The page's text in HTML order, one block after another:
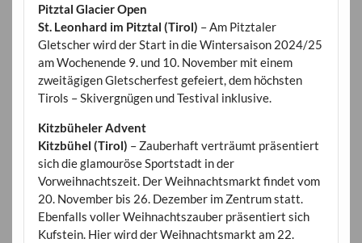
Pitztal Glacier Open
St. Leonhard im Pitztal (Tirol) – Am Pitztaler
Gletscher wird der Start in die Wintersaison 2024/25
am Wochenende 9. und 10. November mit einem
zweitägigen Gletscherfest gefeiert, dem höchsten
Tirols – Skivergnügen und Testival inklusive.
Kitzbüheler Advent
Kitzbühel (Tirol) – Zauberhaft verträumt präsentiert
sich die glamouröse Sportstadt in der
Vorweihnachtszeit. Der Weihnachtsmarkt findet vom
20. November bis 26. Dezember im Zentrum statt.
Ebenfalls voller Weihnachtszauber präsentiert sich
Kufstein. Hier wird der Weihnachtsmarkt am 22.